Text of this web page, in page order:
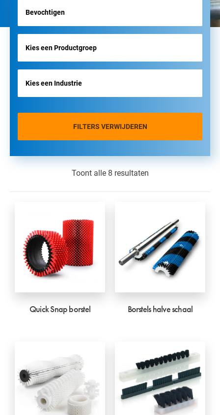
FILTERS VERWIJDEREN
Toont alle 8 resultaten
Quick Snap borstel Borstels halve schaal